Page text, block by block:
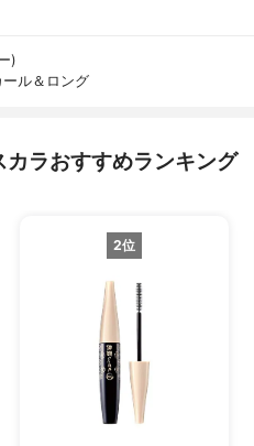
)
ル＆ロング
ラおすすめランキング
2位